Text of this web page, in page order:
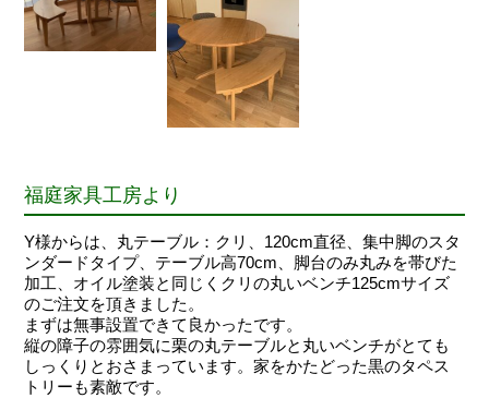
福庭家具工房より
Y様からは、丸テーブル：クリ、120cm直径、集中脚のスタ
ンダードタイプ、テーブル高70cm、脚台のみ丸みを帯びた
加工、オイル塗装と同じくクリの丸いベンチ125cmサイズ
のご注文を頂きました。
まずは無事設置できて良かったです。
縦の障子の雰囲気に栗の丸テーブルと丸いベンチがとても
しっくりとおさまっています。家をかたどった黒のタペス
トリーも素敵です。